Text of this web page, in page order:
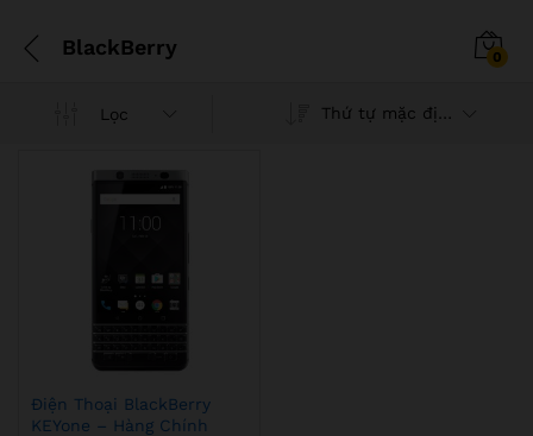
BlackBerry 0
Lọc
Điện Thoại BlackBerry
KEYone – Hàng Chính